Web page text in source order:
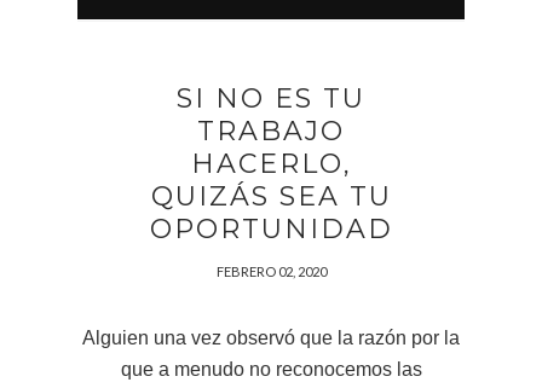
SI NO ES TU
TRABAJO
HACERLO,
QUIZÁS SEA TU
OPORTUNIDAD
FEBRERO 02, 2020
Alguien una vez observó que la razón por la
que a menudo no reconocemos las